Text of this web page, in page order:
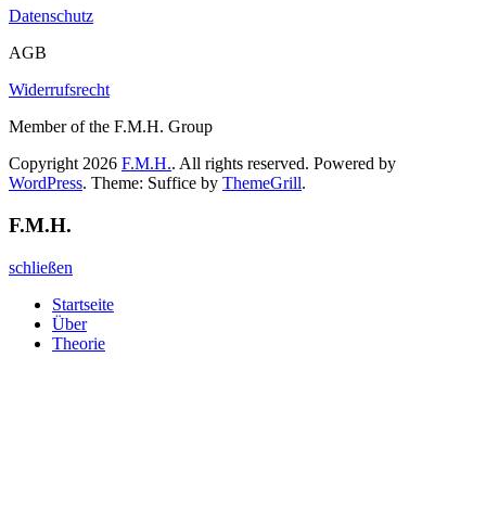
Datenschutz
AGB
Widerrufsrecht
Member of the F.M.H. Group
Copyright 2026 F.M.H.. All rights reserved. Powered by
WordPress. Theme: Suffice by ThemeGrill.
F.M.H.
schließen
Startseite
Über
Theorie